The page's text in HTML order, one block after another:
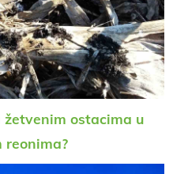
ostacima u
reonima?